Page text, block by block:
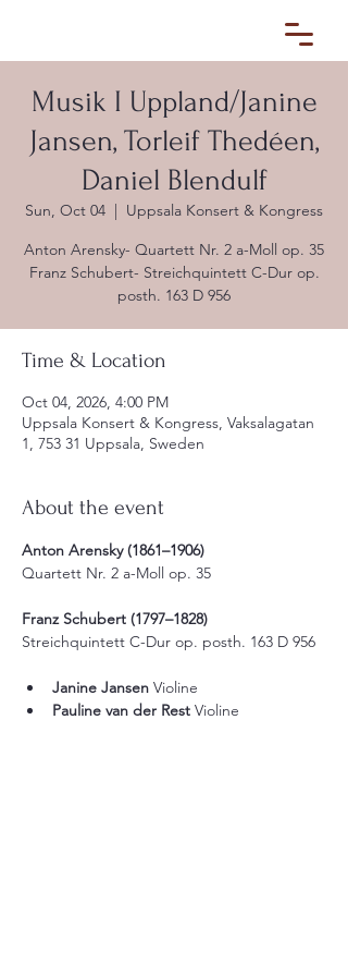
Musik I Uppland/Janine
Jansen, Torleif Thedéen,
Daniel Blendulf
Sun, Oct 04
  |
Uppsala Konsert & Kongress
Anton Arensky- Quartett Nr. 2 a-Moll op. 35
Franz Schubert- Streichquintett C-Dur op.
posth. 163 D 956
Time & Location
Oct 04, 2026, 4:00 PM
Uppsala Konsert & Kongress, Vaksalagatan
1, 753 31 Uppsala, Sweden
About the event
Anton Arensky (1861–1906)
Quartett Nr. 2 a-Moll op. 35
Franz Schubert (1797–1828)
Streichquintett C-Dur op. posth. 163 D 956
Janine Jansen Violine
Pauline van der Rest Violine